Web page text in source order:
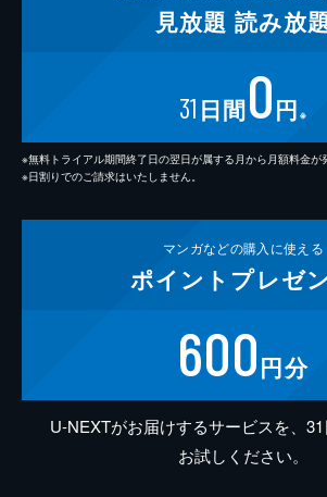
見放題 読み放
31 日間0円 ※
※無料トライアル期間終了日の翌日が属する月から月額料金が
※日割りでのご請求はいたしません。
マンガなどの購入に使える
ポイント プレゼ
600円分
U-NEXTがお届けするサービスを、
お試しください。